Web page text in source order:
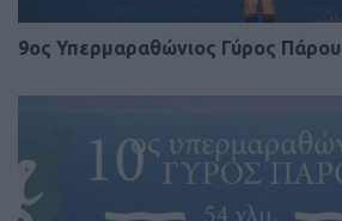
9ος Υπερμαραθώνιος Γύρος Πάρου